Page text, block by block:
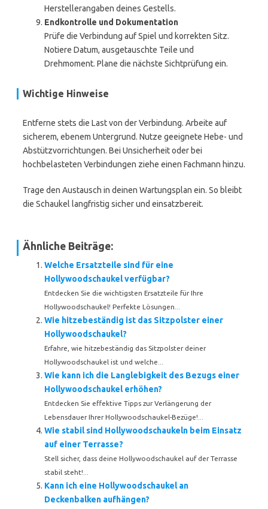
Herstellerangaben deines Gestells.
Endkontrolle und Dokumentation
Prüfe die Verbindung auf Spiel und korrekten Sitz.
Notiere Datum, ausgetauschte Teile und
Drehmoment. Plane die nächste Sichtprüfung ein.
Wichtige Hinweise
Entferne stets die Last von der Verbindung. Arbeite auf
sicherem, ebenem Untergrund. Nutze geeignete Hebe- und
Abstützvorrichtungen. Bei Unsicherheit oder bei
hochbelasteten Verbindungen ziehe einen Fachmann hinzu.
Trage den Austausch in deinen Wartungsplan ein. So bleibt
die Schaukel langfristig sicher und einsatzbereit.
Ähnliche Beiträge:
Welche Ersatzteile sind für eine
Hollywoodschaukel verfügbar?
Entdecken Sie die wichtigsten Ersatzteile für Ihre
Hollywoodschaukel! Perfekte Lösungen...
Wie hitzebeständig ist das Sitzpolster einer
Hollywoodschaukel?
Erfahre, wie hitzebeständig das Sitzpolster deiner
Hollywoodschaukel ist und welche...
Wie kann ich die Langlebigkeit des Bezugs einer
Hollywoodschaukel erhöhen?
Entdecken Sie effektive Tipps zur Verlängerung der
Lebensdauer Ihrer Hollywoodschaukel-Bezüge!...
Wie stabil sind Hollywoodschaukeln beim Einsatz
auf einer Terrasse?
Stell sicher, dass deine Hollywoodschaukel auf der Terrasse
stabil steht!...
Kann ich eine Hollywoodschaukel an
Deckenbalken aufhängen?